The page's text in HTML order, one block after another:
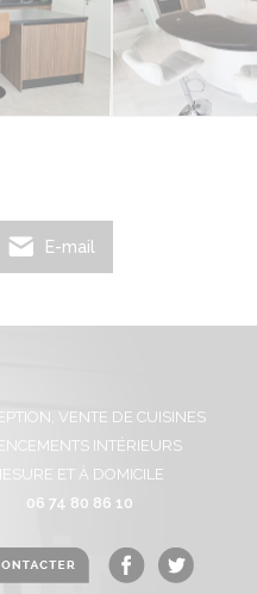
E-mail
VENTE DE CUISINES
INTÉRIEURS
ET À DOMICILE
06 74 80 86 10